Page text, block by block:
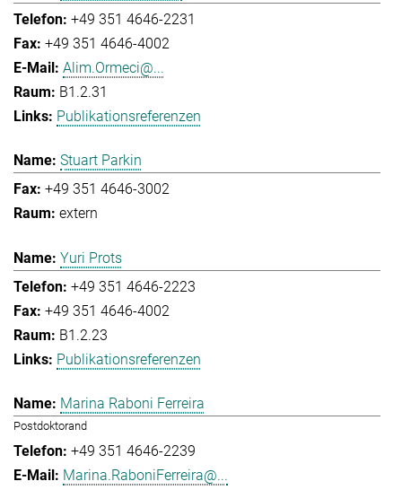
+49 351 4646-2231
+49 351 4646-4002
Alim.Ormeci@...
B1.2.31
Publikationsreferenzen
Stuart Parkin
+49 351 4646-3002
extern
Yuri Prots
+49 351 4646-2223
+49 351 4646-4002
B1.2.23
Publikationsreferenzen
Marina Raboni Ferreira
Postdoktorand
+49 351 4646-2239
Marina.RaboniFerreira@...